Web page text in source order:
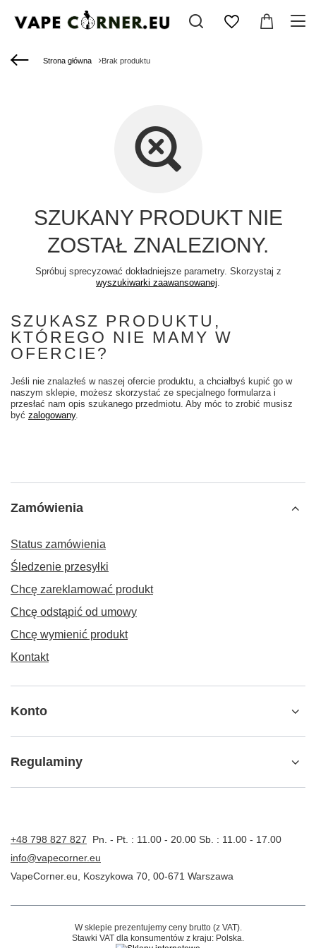
Strona główna Brak produktu
SZUKANY PRODUKT NIE
ZOSTAŁ ZNALEZIONY.
Spróbuj sprecyzować dokładniejsze parametry. Skorzystaj z
wyszukiwarki zaawansowanej.
SZUKASZ PRODUKTU,
KTÓREGO NIE MAMY W
OFERCIE?
Jeśli nie znalazłeś w naszej ofercie produktu, a chciałbyś kupić go w
naszym sklepie, możesz skorzystać ze specjalnego formularza i
przesłać nam opis szukanego przedmiotu. Aby móc to zrobić musisz
być zalogowany.
Zamówienia
Status zamówienia
Śledzenie przesyłki
Chcę zareklamować produkt
Chcę odstąpić od umowy
Chcę wymienić produkt
Kontakt
Konto
Regulaminy
+48 798 827 827
Pn. - Pt. : 11.00 - 20.00 Sb. : 11.00 - 17.00
info@vapecorner.eu
VapeCorner.eu
Koszykowa 70 00-671 Warszawa
W sklepie prezentujemy ceny brutto (z VAT).
Stawki VAT dla konsumentów z kraju: Polska.